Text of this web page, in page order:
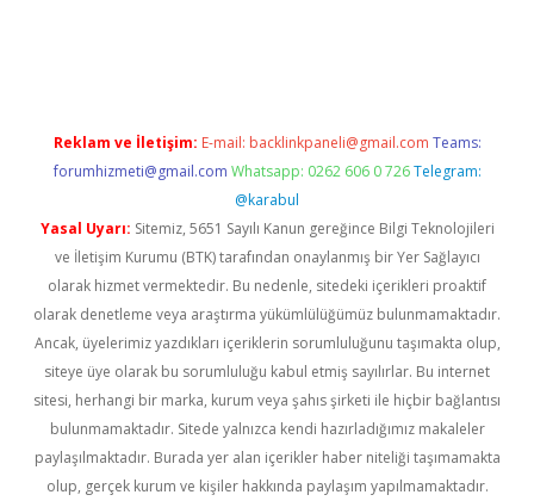
Reklam ve İletişim: E-mail: backlinkpaneli@gmail.com Teams:
forumhizmeti@gmail.com Whatsapp: 0262 606 0 726 Telegram:
@karabul
Yasal Uyarı: Sitemiz, 5651 Sayılı Kanun gereğince Bilgi Teknolojileri
ve İletişim Kurumu (BTK) tarafından onaylanmış bir Yer Sağlayıcı
olarak hizmet vermektedir. Bu nedenle, sitedeki içerikleri proaktif
olarak denetleme veya araştırma yükümlülüğümüz bulunmamaktadır.
Ancak, üyelerimiz yazdıkları içeriklerin sorumluluğunu taşımakta olup,
siteye üye olarak bu sorumluluğu kabul etmiş sayılırlar. Bu internet
sitesi, herhangi bir marka, kurum veya şahıs şirketi ile hiçbir bağlantısı
bulunmamaktadır. Sitede yalnızca kendi hazırladığımız makaleler
paylaşılmaktadır. Burada yer alan içerikler haber niteliği taşımamakta
olup, gerçek kurum ve kişiler hakkında paylaşım yapılmamaktadır.